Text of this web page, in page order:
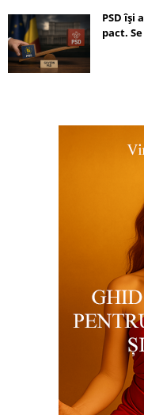
PSD își
pact.